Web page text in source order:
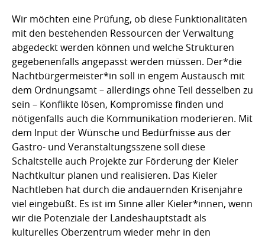
Wir möchten eine Prüfung, ob diese Funktionalitäten
mit den bestehenden Ressourcen der Verwaltung
abgedeckt werden können und welche Strukturen
gegebenenfalls angepasst werden müssen. Der*die
Nachtbürgermeister*in soll in engem Austausch mit
dem Ordnungsamt – allerdings ohne Teil desselben zu
sein – Konflikte lösen, Kompromisse finden und
nötigenfalls auch die Kommunikation moderieren. Mit
dem Input der Wünsche und Bedürfnisse aus der
Gastro- und Veranstaltungsszene soll diese
Schaltstelle auch Projekte zur Förderung der Kieler
Nachtkultur planen und realisieren. Das Kieler
Nachtleben hat durch die andauernden Krisenjahre
viel eingebüßt. Es ist im Sinne aller Kieler*innen, wenn
wir die Potenziale der Landeshauptstadt als
kulturelles Oberzentrum wieder mehr in den